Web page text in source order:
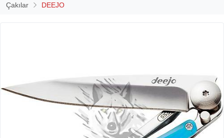
Çakılar DEEJO